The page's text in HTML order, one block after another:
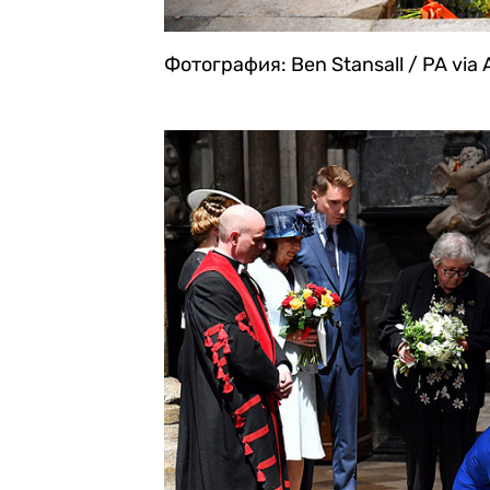
Фотография: Ben Stansall / PA via